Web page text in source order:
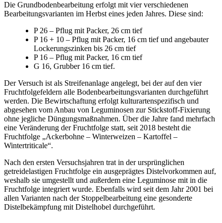
Die Grundbodenbearbeitung erfolgt mit vier verschiedenen
Bearbeitungsvarianten im Herbst eines jeden Jahres. Diese sind:
P 26 – Pflug mit Packer, 26 cm tief
P 16 + 10 – Pflug mit Packer, 16 cm tief und angebauter
Lockerungszinken bis 26 cm tief
P 16 – Pflug mit Packer, 16 cm tief
G 16, Grubber 16 cm tief.
Der Versuch ist als Streifenanlage angelegt, bei der auf den vier
Fruchtfolgefeldern alle Bodenbearbeitungsvarianten durchgeführt
werden. Die Bewirtschaftung erfolgt kulturartenspezifisch und
abgesehen vom Anbau von Leguminosen zur Stickstoff-Fixierung
ohne jegliche Düngungsmaßnahmen. Über die Jahre fand mehrfach
eine Veränderung der Fruchtfolge statt, seit 2018 besteht die
Fruchtfolge „Ackerbohne – Winterweizen – Kartoffel –
Wintertriticale“.
Nach den ersten Versuchsjahren trat in der ursprünglichen
getreidelastigen Fruchtfolge ein ausgeprägtes Distelvorkommen auf,
weshalb sie umgestellt und außerdem eine Leguminose mit in die
Fruchtfolge integriert wurde. Ebenfalls wird seit dem Jahr 2001 bei
allen Varianten nach der Stoppelbearbeitung eine gesonderte
Distelbekämpfung mit Distelhobel durchgeführt.